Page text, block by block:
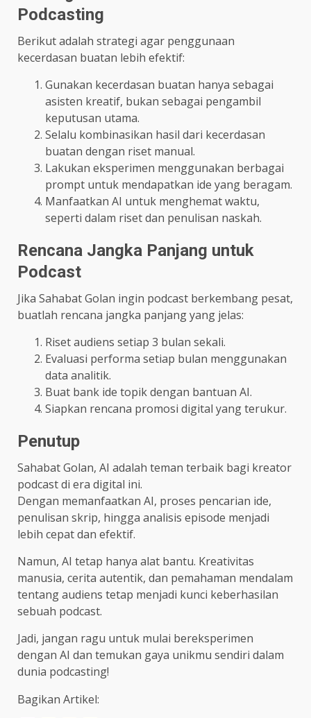
Podcasting
Berikut adalah strategi agar penggunaan
kecerdasan buatan lebih efektif:
Gunakan kecerdasan buatan hanya sebagai
asisten kreatif, bukan sebagai pengambil
keputusan utama.
Selalu kombinasikan hasil dari kecerdasan
buatan dengan riset manual.
Lakukan eksperimen menggunakan berbagai
prompt untuk mendapatkan ide yang beragam.
Manfaatkan AI untuk menghemat waktu,
seperti dalam riset dan penulisan naskah.
Rencana Jangka Panjang untuk
Podcast
Jika Sahabat Golan ingin podcast berkembang pesat,
buatlah rencana jangka panjang yang jelas:
Riset audiens setiap 3 bulan sekali.
Evaluasi performa setiap bulan menggunakan
data analitik.
Buat bank ide topik dengan bantuan AI.
Siapkan rencana promosi digital yang terukur.
Penutup
Sahabat Golan, AI adalah teman terbaik bagi kreator
podcast di era digital ini.
Dengan memanfaatkan AI, proses pencarian ide,
penulisan skrip, hingga analisis episode menjadi
lebih cepat dan efektif.
Namun, AI tetap hanya alat bantu. Kreativitas
manusia, cerita autentik, dan pemahaman mendalam
tentang audiens tetap menjadi kunci keberhasilan
sebuah podcast.
Jadi, jangan ragu untuk mulai bereksperimen
dengan AI dan temukan gaya unikmu sendiri dalam
dunia podcasting!
Bagikan Artikel: